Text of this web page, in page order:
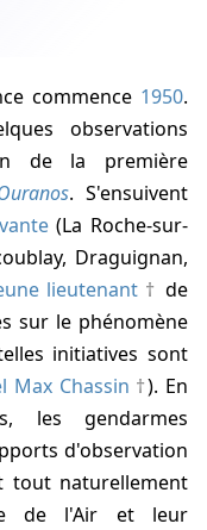
commence 1950.
observations
de la première
. S'ensuivent
(La Roche-sur-
Draguignan,
lieutenant
de
sur le phénomène
initiatives sont
Max Chassin
). En
les gendarmes
d'observation
tout naturellement
de l'Air et leur